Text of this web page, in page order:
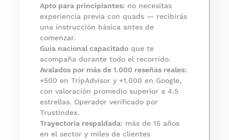
Apto para principiantes: no necesitas
experiencia previa con quads — recibirás
una instrucción básica antes de
comenzar.
Guía nacional capacitado que te
acompaña durante todo el recorrido.
Avalados por más de 1.000 reseñas reales:
+500 en TripAdvisor y +1.000 en Google,
con valoración promedio superior a 4.5
estrellas. Operador verificado por
Trustindex.
Trayectoria respaldada: más de 15 años
en el sector y miles de clientes